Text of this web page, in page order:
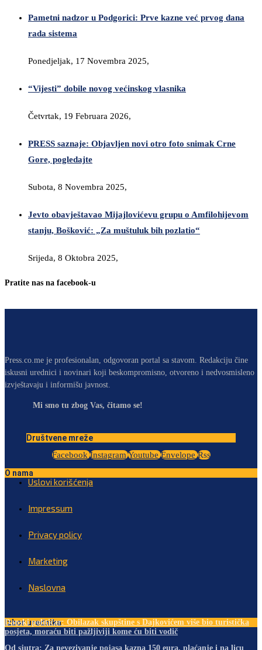
Pametni nadzor u Podgorici: Prve kazne već prvog dana
rada sistema
Ponedjeljak, 17 Novembra 2025,
“Vijesti” dobile novog većinskog vlasnika
Četvrtak, 19 Februara 2026,
PRESS saznaje: Objavljen novi otro foto snimak Crne
Gore, pogledajte
Subota, 8 Novembra 2025,
Jevto obavještavao Mijajlovićevu grupu o Amfilohijevom
stanju, Bošković: „Za muštuluk bih pozlatio“
Srijeda, 8 Oktobra 2025,
Pratite nas na facebook-u
Press.co.me je profesionalan, odgovoran portal sa stavom. Redakciju čine
iskusni urednici i novinari koji beskompromisno, otvoreno i nedvosmisleno
izvještavaju i informišu javnost.
Mi smo tu zbog Vas, čitamo se!
Društvene mreže
Facebook Instagram Youtube Envelope Rss
O nama
Uslovi korišćenja
Impressum
Privacy policy
Marketing
Naslovna
Izbor urednika
Danski političar: Obilazak skupštine s Dajkovićem više bio turistička
posjeta, moraću biti pažljiviji kome ću biti vodič
Od sjutra: Za nevezivanje pojasa kazna 150 eura, plaćanje i na licu